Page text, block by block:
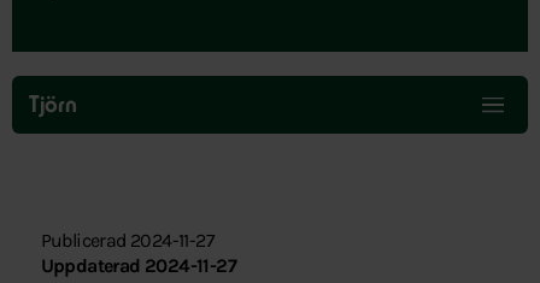
Hoppa
över
menyn
Tjörn
Publicerad 2024-11-27
Uppdaterad 2024-11-27